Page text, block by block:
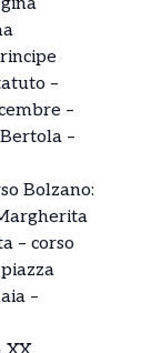
–
–
–
Bolzano:
– corso
–